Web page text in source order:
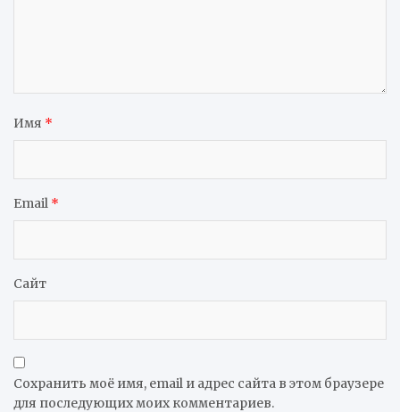
Имя *
Email *
Сайт
Сохранить моё имя, email и адрес сайта в этом браузере
для последующих моих комментариев.